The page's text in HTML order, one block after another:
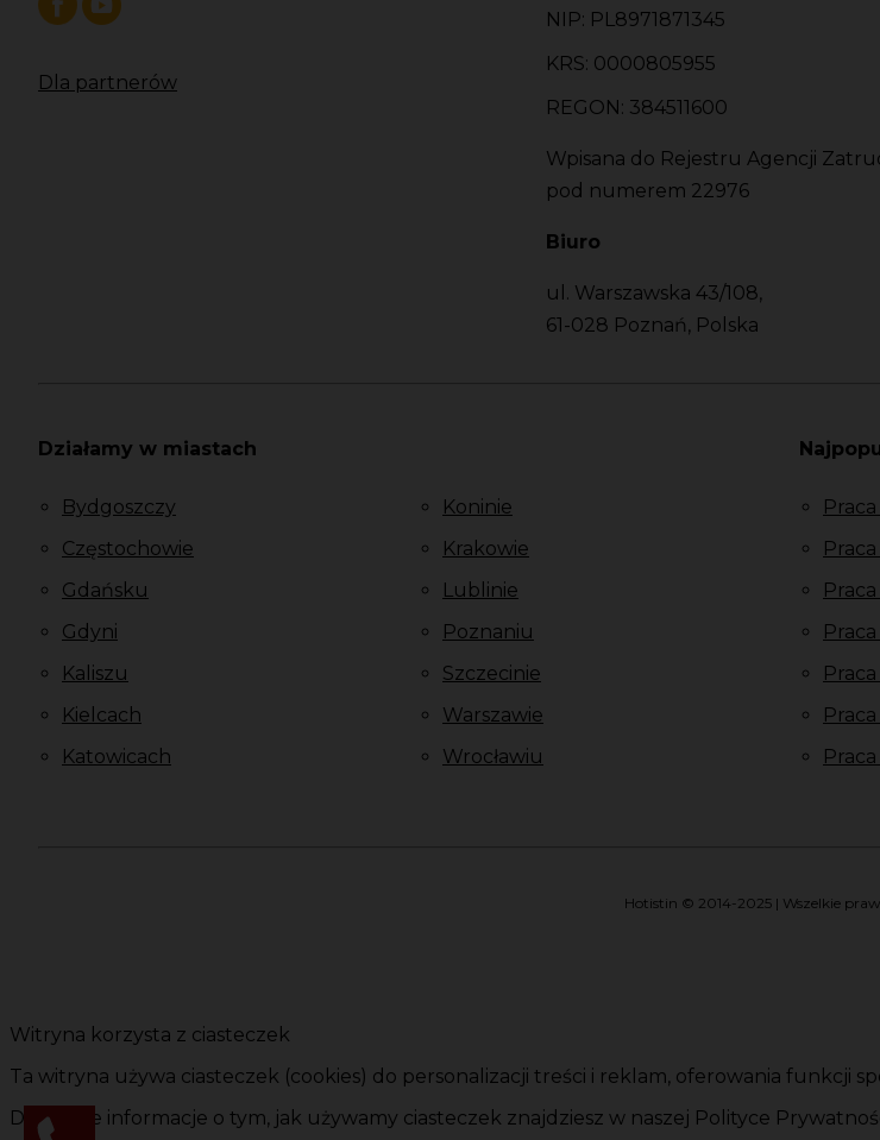
Dla partnerów
NIP: PL8971871345
KRS: 0000805955
REGON: 384511600
Wpisana do Rejestru Agencji
pod numerem 22976
Biuro
ul. Warszawska 43/108,
61-028 Poznań, Polska
Działamy w miastach
Bydgoszczy
Częstochowie
Gdańsku
Gdyni
Kaliszu
Kielcach
Katowicach
Koninie
Krakowie
Lublinie
Poznaniu
Szczecinie
Warszawie
Wrocławiu
Hotistin © 2014-2025 | Wszelkie
Witryna korzysta z ciasteczek
Ta witryna używa ciasteczek (cookies) do personalizacji treści i reklam, oferowania funkcji
Dokładne informacje o tym, jak używamy ciasteczek znajdziesz w naszej Polityce